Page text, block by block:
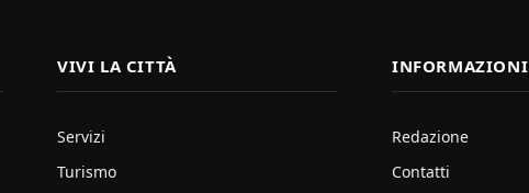
VIVI LA CITTÀ
Servizi
Turismo
INFORMAZIONI
Redazione
Contatti